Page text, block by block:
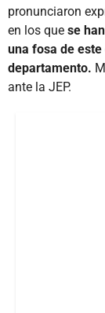
pronunciaron
en los que se
una fosa de
departamento.
ante la JEP.